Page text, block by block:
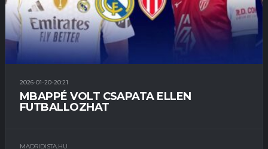
2026-01-20-20:21
MBAPPÉ VOLT CSAPATA ELLEN
FUTBALLOZHAT
MADRIDISTA.HU